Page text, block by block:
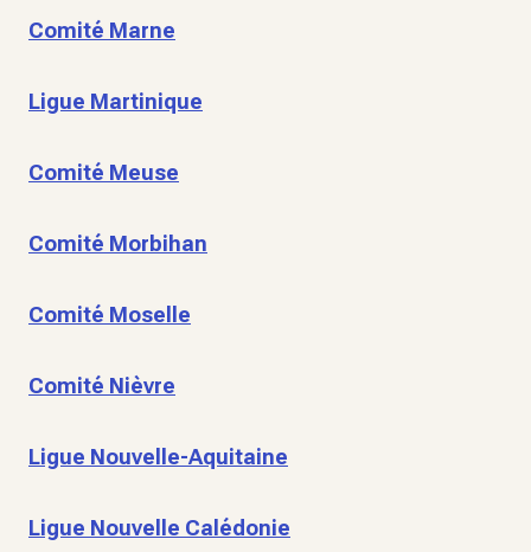
Comité Marne
Ligue Martinique
Comité Meuse
Comité Morbihan
Comité Moselle
Comité Nièvre
Ligue Nouvelle-Aquitaine
Ligue Nouvelle Calédonie